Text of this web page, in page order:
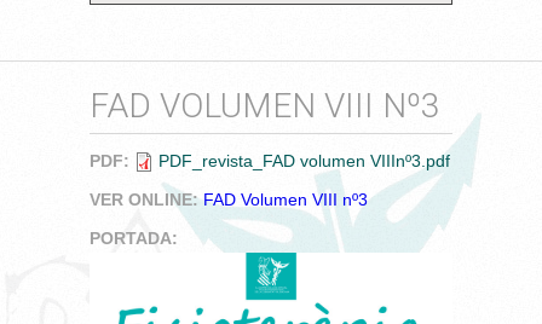
FAD VOLUMEN VIII Nº3
PDF:
PDF_revista_FAD volumen VIIInº3.pdf
VER ONLINE:FAD Volumen VIII nº3
PORTADA: